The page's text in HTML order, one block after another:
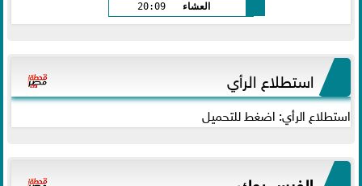
العشاء
20:09
استطلاع الرأي
استطلاع الرأي: اضغط للتحميل